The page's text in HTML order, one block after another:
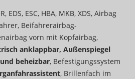
EDS, ESC, HBA, MKB, XDS, Airbag
Beifahrerairbag-
vorn mit Kopfairbag,
anklappbar, Außenspiegel
beheizbar, Befestigungssystem
, Brillenfach im